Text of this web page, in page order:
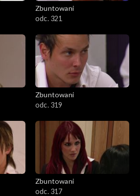
Zbuntowani
odc. 321
Zbuntowani
odc. 319
Zbuntowani
odc. 317